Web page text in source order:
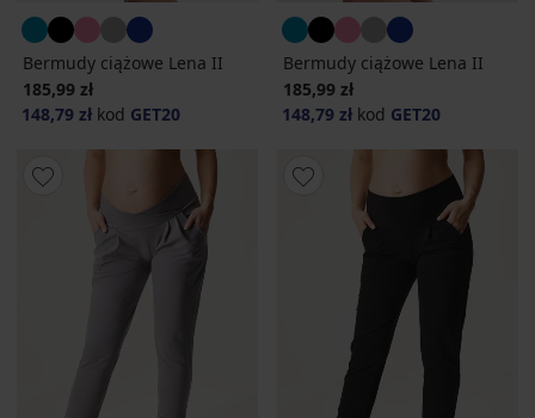
Bermudy ciążowe Lena II
185,99 zł
148,79 zł kod GET20
Bermudy ciążowe Lena II
185,99 zł
148,79 zł kod GET20